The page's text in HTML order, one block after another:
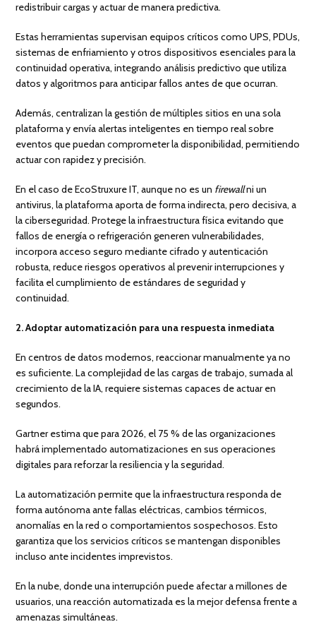
redistribuir cargas y actuar de manera predictiva.
Estas herramientas supervisan equipos críticos como UPS, PDUs,
sistemas de enfriamiento y otros dispositivos esenciales para la
continuidad operativa, integrando análisis predictivo que utiliza
datos y algoritmos para anticipar fallos antes de que ocurran.
Además, centralizan la gestión de múltiples sitios en una sola
plataforma y envía alertas inteligentes en tiempo real sobre
eventos que puedan comprometer la disponibilidad, permitiendo
actuar con rapidez y precisión.
En el caso de EcoStruxure IT, aunque no es un firewallni un
antivirus, la plataforma aporta de forma indirecta, pero decisiva, a
la ciberseguridad. Protege la infraestructura física evitando que
fallos de energía o refrigeración generen vulnerabilidades,
incorpora acceso seguro mediante cifrado y autenticación
robusta, reduce riesgos operativos al prevenir interrupciones y
facilita el cumplimiento de estándares de seguridad y
continuidad.
2. Adoptar automatización para una respuesta inmediata
En centros de datos modernos, reaccionar manualmente ya no
es suficiente. La complejidad de las cargas de trabajo, sumada al
crecimiento de la IA, requiere sistemas capaces de actuar en
segundos.
Gartner estima que para 2026, el 75 % de las organizaciones
habrá implementado automatizaciones en sus operaciones
digitales para reforzar la resiliencia y la seguridad.
La automatización permite que la infraestructura responda de
forma autónoma ante fallas eléctricas, cambios térmicos,
anomalías en la red o comportamientos sospechosos. Esto
garantiza que los servicios críticos se mantengan disponibles
incluso ante incidentes imprevistos.
En la nube, donde una interrupción puede afectar a millones de
usuarios, una reacción automatizada es la mejor defensa frente a
amenazas simultáneas.